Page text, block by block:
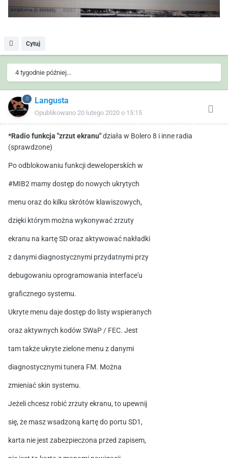
Cytuj
4 tygodnie później...
Langusta
Opublikowano 20 lutego 2020 o 15:15
*Radio funkcja "zrzutekranu"działa w Bolero 8 i inne radia
(sprawdzone)
Po odblokowaniu funkcji deweloperskích w
#MIB2 mamy dostęp do nowych ukrytych
menu oraz do kilku skrótów klawiszowych,
dzięki którym można wykonywać zrzuty
ekranu na kartę SD oraz aktywować nakładki
z danymi diagnostycznymi przydatnymi przy
debugowaniu oprogramowania interface'u
graficznego systemu.
Ukryte menu daje dostęp do listy wspieranych
oraz aktywnych kodów SWaP / FEC. Jest
tam także ukryte zielone menu z danymi
diagnostycznymi tunera FM. Można
zmieniać skin systemu.
Jeżeli chcesz robić zrzuty ekranu, to upewnij
się, że masz wsadzoną kartę do portu SD1,
karta nie jest zabezpieczona przed zapisem,